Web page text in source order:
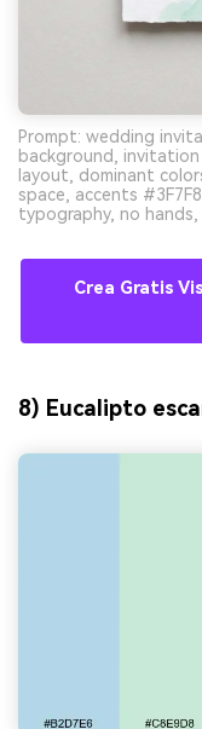
Prompt: wedding
background,
layout, dominant
space, accents
typography, no
Crea Gratis
8) Eucalipto